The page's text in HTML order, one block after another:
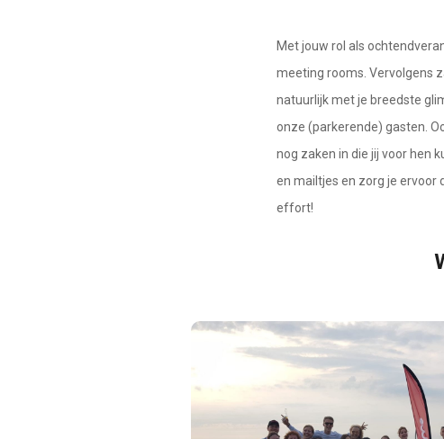
Met jouw rol als
meeting rooms. Vervolgens
natuurlijk met je breedste
onze (parkerende) gasten.
nog zaken in die jij voor hen
en mailtjes en zorg je ervoor
effort!